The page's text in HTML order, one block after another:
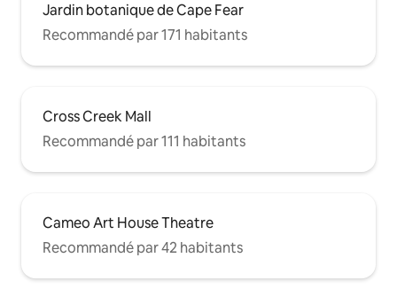
Jardin botanique de Cape Fear
Recommandé par 171 habitants
Cross Creek Mall
Recommandé par 111 habitants
Cameo Art House Theatre
Recommandé par 42 habitants